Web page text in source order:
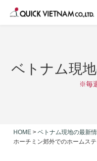
ベトナム現
※毎
HOME > ベトナム現地の最新
ホーチミン郊外でのホームス